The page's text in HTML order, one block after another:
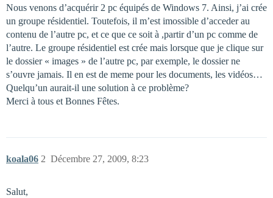
Nous venons d’acquérir 2 pc équipés de Windows 7. Ainsi, j’ai crée
un groupe résidentiel. Toutefois, il m’est imossible d’acceder au
contenu de l’autre pc, et ce que ce soit à ,partir d’un pc comme de
l’autre. Le groupe résidentiel est crée mais lorsque que je clique sur
le dossier « images » de l’autre pc, par exemple, le dossier ne
s’ouvre jamais. Il en est de meme pour les documents, les vidéos…
Quelqu’un aurait-il une solution à ce problème?
Merci à tous et Bonnes Fêtes.
koala06 Décembre 27, 2009, 8:23
2
Salut,